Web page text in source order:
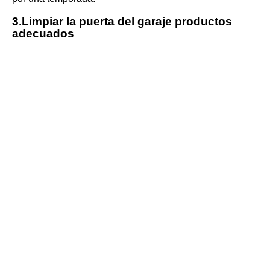
3.Limpiar la puerta del garaje productos
adecuados